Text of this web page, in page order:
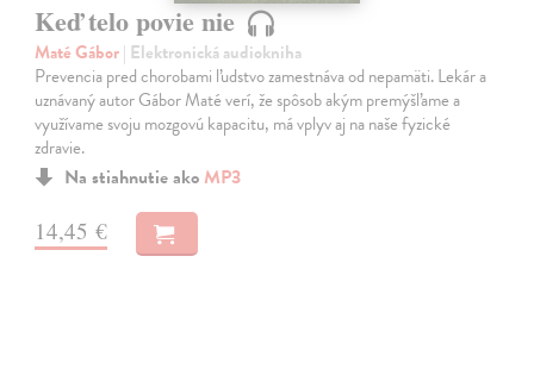
Keď telo povie nie
Maté Gábor| Elektronická audiokniha
Prevencia pred chorobami ľudstvo zamestnáva od nepamäti. Lekár a
uznávaný autor Gábor Maté verí, že spôsob akým premýšľame a
využívame svoju mozgovú kapacitu, má vplyv aj na naše fyzické
zdravie.
Na stiahnutie ako MP3
14,45 €